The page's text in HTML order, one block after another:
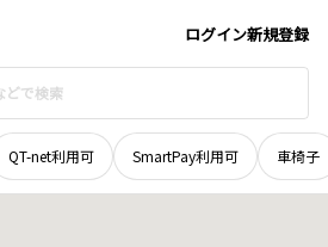
ログイン新規登録
QT-net利用可 SmartPay利用可 車椅子